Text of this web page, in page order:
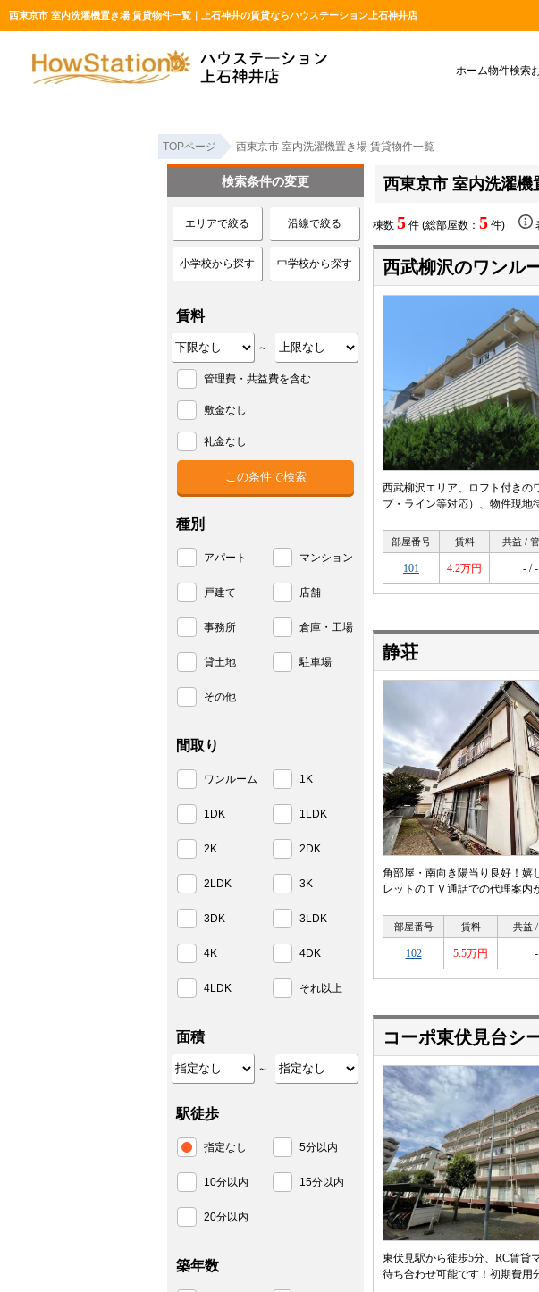
西東京市 室内洗濯機置き場 賃貸物件一覧｜上石神井の賃貸ならハウステーション上石神井店
ホーム物件検索
TOPページ 西東京市 室内洗濯機置き場 賃貸物件一覧
西東京市 室内洗濯
棟数 5 件 (総部屋数： 5 件)
西武柳沢のワンル
西武柳沢エリア、ロフト付きの
プ・ライン等対応）、物件現地
部屋番号 賃料 共益 /
101 4.2万円 - / -
静荘
角部屋・南向き陽当り良好！嬉
レットのＴＶ通話での代理案内
部屋番号 賃料 共益
102 5.5万円
コーポ東伏見台シ
東伏見駅から徒歩5分、RC賃
待ち合わせ可能です！初期費用
検索条件の変更
エリアで絞る 沿線で絞る
小学校から探す 中学校から探す
賃料
～
管理費・共益費を含む
敷金なし
礼金なし
種別
アパート マンション
戸建て 店舗
事務所 倉庫・工場
貸土地 駐車場
その他
間取り
ワンルーム 1K
1DK 1LDK
2K 2DK
2LDK 3K
3DK 3LDK
4K 4DK
4LDK それ以上
面積
～
駅徒歩
指定なし 5分以内
10分以内 15分以内
20分以内
築年数